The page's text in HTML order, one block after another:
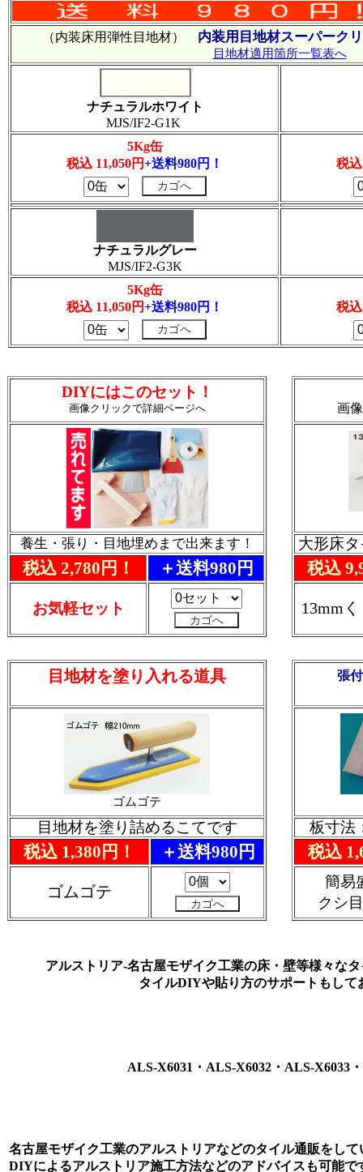
ALS-X6031・ALS-X6032・ALS-X6033
画
大形床
税込
13mm
目地材を塗り入れる道具
ゴムゴテ
目地材を塗り詰めるこてです
税込 1,380円！ ＋送料980円
ゴムゴテ
張
板寸法
税込
簡易
クシ
（内装床用弾性目地材） 内装用目地材スーパーク
目地材適用箇所一覧表へ
ナチュラルホワイト
MJS/IF2-G1K
5Kg缶
税込 11,050円+送料980円！ 税
ナチュラルグレー
MJS/IF2-G3K
5Kg缶
税込 11,050円+送料980円！ 税
名古屋モザイク工業のアルストリアなどのタイル通販をし
DIYによるアルストリア施工方法などのアドバイスも可能で
アルストリア-名古屋モザイク工業の床・壁等様々な
タイルDIYや貼り方のサポートもして
DIYにはこのセット！
画像クリックで詳細ページへ
養生・張り・目地埋めまで出来ます！
税込 2,780円！ ＋送料980円
お気軽セット